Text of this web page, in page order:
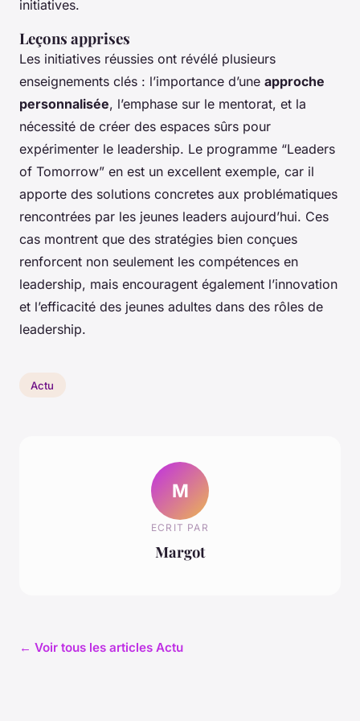
initiatives.
Leçons apprises
Les initiatives réussies ont révélé plusieurs
enseignements clés : l’importance d’une approche
personnalisée, l’emphase sur le mentorat, et la
nécessité de créer des espaces sûrs pour
expérimenter le leadership. Le programme “Leaders
of Tomorrow” en est un excellent exemple, car il
apporte des solutions concretes aux problématiques
rencontrées par les jeunes leaders aujourd’hui. Ces
cas montrent que des stratégies bien conçues
renforcent non seulement les compétences en
leadership, mais encouragent également l’innovation
et l’efficacité des jeunes adultes dans des rôles de
leadership.
Actu
M
ECRIT PAR
Margot
← Voir tous les articles Actu